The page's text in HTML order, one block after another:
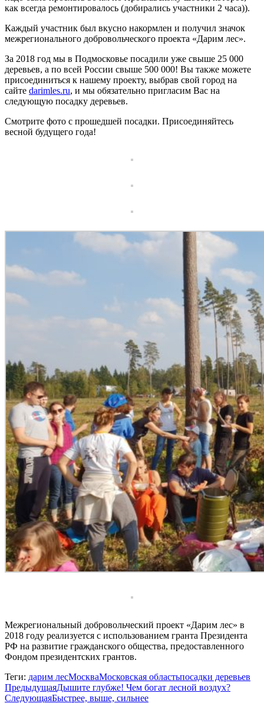
как всегда ремонтировалось (добирались участники 2 часа)).
Каждый участник был вкусно накормлен и получил значок
межрегионального добровольческого проекта «Дарим лес».
За 2018 год мы в Подмосковье посадили уже свыше 25 000
деревьев, а по всей России свыше 500 000! Вы также можете
присоединиться к нашему проекту, выбрав свой город на
сайте darimles.ru, и мы обязательно пригласим Вас на
следующую посадку деревьев.
Смотрите фото с прошедшей посадки. Присоединяйтесь
весной будущего года!
Межрегиональный добровольческий проект «Дарим лес» в
2018 году реализуется с использованием гранта Президента
РФ на развитие гражданского общества, предоставленного
Фондом президентских грантов.
Теги: дарим лесМоскваМосковская областьпосадки деревьев
Навигация
ПредыдущаяПредыдущая
запись:
Дышите глубже! Чем богат лесной воздух?
СледующаяСледующая
Быстрее, выше, сильнее